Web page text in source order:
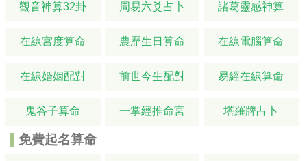
觀音神算32卦 周易六爻占卜 諸葛靈感神算
在線宮度算命 農歷生日算命 在線電腦算命
在線婚姻配對 前世今生配對 易經在線算命
鬼谷子算命 一掌經推命宮 塔羅牌占卜
免費起名算命